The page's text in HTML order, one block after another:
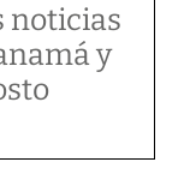
noticias
y